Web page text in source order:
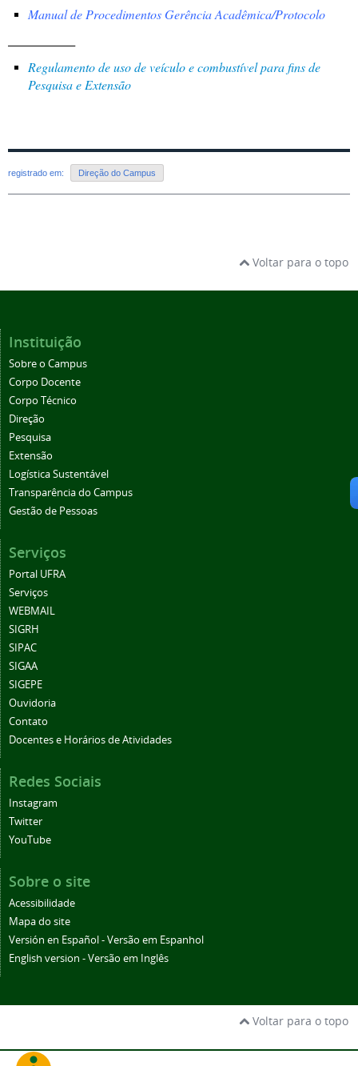
Manual de Procedimentos Gerência Acadêmica/Protocolo
Regulamento de uso de veículo e combustível para fins de
Pesquisa e Extensão
registrado em: Direção do Campus
Voltar para o topo
Instituição
Sobre o Campus
Corpo Docente
Corpo Técnico
Direção
Pesquisa
Extensão
Logística Sustentável
Transparência do Campus
Gestão de Pessoas
Serviços
Portal UFRA
Serviços
WEBMAIL
SIGRH
SIPAC
SIGAA
SIGEPE
Ouvidoria
Contato
Docentes e Horários de Atividades
Redes Sociais
Instagram
Twitter
YouTube
Sobre o site
Acessibilidade
Mapa do site
Versión en Español - Versão em Espanhol
English version - Versão em Inglês
Voltar para o topo